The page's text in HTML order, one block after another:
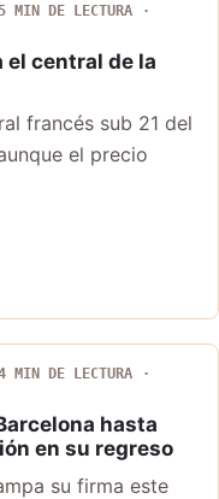
5 MIN DE LECTURA
el central de la
francés sub 21 del
el precio
MIN DE LECTURA
hasta
en su regreso
su firma este